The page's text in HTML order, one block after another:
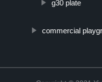
g30 plate
commercial